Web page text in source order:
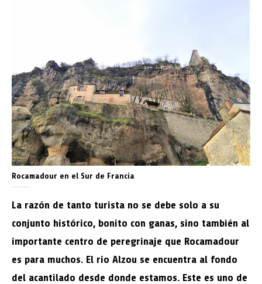
Rocamadour en el Sur de Francia
La razón de tanto turista no se debe solo a su
conjunto histórico, bonito con ganas, sino también al
importante centro de peregrinaje que Rocamadour
es para muchos. El rio Alzou se encuentra al fondo
del acantilado desde donde estamos. Este es uno de